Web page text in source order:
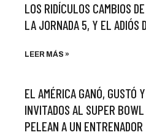
LOS RIDÍCULOS CAMBIOS
LA JORNADA 5, Y EL ADIÓS
LEER MÁS »
EL AMÉRICA GANÓ, GUSTÓ
INVITADOS AL SUPER
PELEAN A UN ENTRENADOR